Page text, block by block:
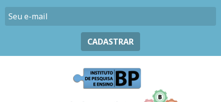
CADASTRAR